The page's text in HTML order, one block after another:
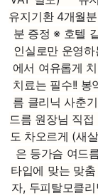
유지기환 4개월
분 증정 ※ 호텔
인실로만 운영
에서 여유롭게
치료는 필수!! 봉
름 클리닉 사춘
드름 원장님 직
도 차오르게 (새
은 등가슴 여드
타입에 맞는 맞
자, 두피탈모클